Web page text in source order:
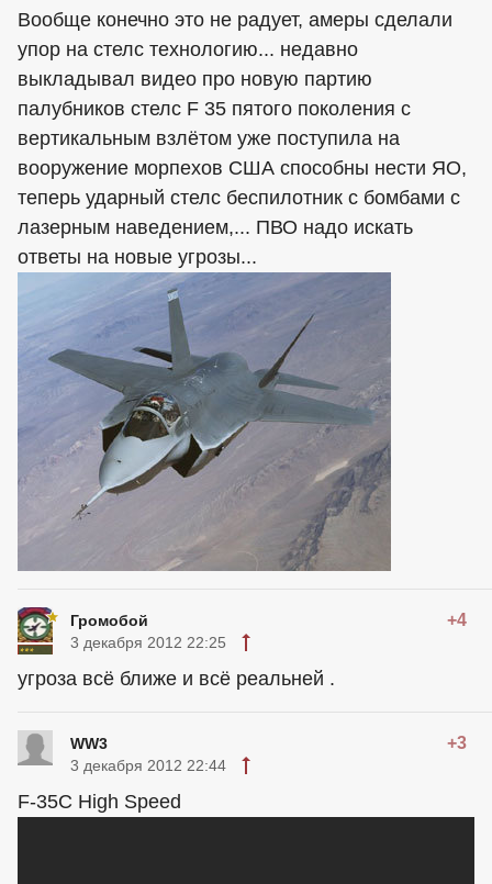
Вообще конечно это не радует, амеры сделали
упор на стелс технологию... недавно
выкладывал видео про новую партию
палубников стелс F 35 пятого поколения с
вертикальным взлётом уже поступила на
вооружение морпехов США способны нести ЯО,
теперь ударный стелс беспилотник с бомбами с
лазерным наведением,... ПВО надо искать
ответы на новые угрозы...
Громобой +4
3 декабря 2012 22:25
угроза всё ближе и всё реальней .
WW3 +3
3 декабря 2012 22:44
F-35C High Speed